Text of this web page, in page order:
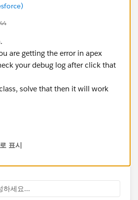
= new
!=null &&
st : existOrderTarget){
st.Id);
prdGrp :
are getting the error in apex
your debug log after click that
solve that then it will work
표시
하세요...